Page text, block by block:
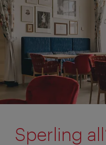
Sperling